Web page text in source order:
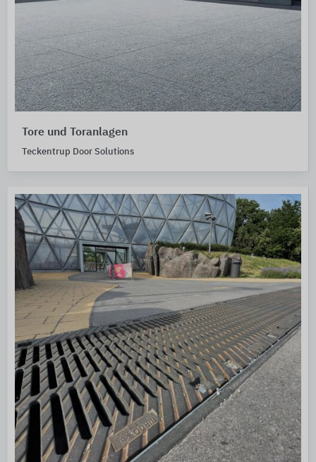
Tore und Toranlagen
Teckentrup Door Solutions